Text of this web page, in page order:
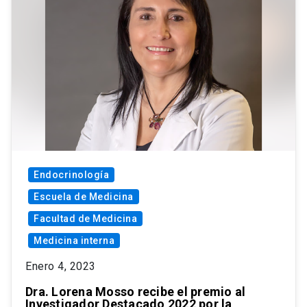
Endocrinología
Escuela de Medicina
Facultad de Medicina
Medicina interna
Enero 4, 2023
Dra. Lorena Mosso recibe el premio al
Investigador Destacado 2022 por la